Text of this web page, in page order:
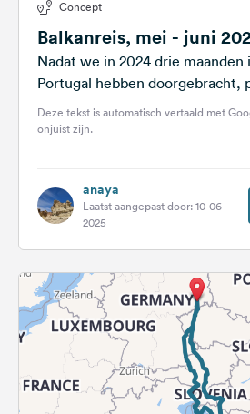
Concept
Balkanreis, mei - juni
Nadat we in 2024 drie maanden
Portugal hebben doorgebracht,
een reis via Kroatië,...
Deze tekst is automatisch vertaald met
onjuist zijn.
anaya
Laatst aangepast door: 10-06-
2025